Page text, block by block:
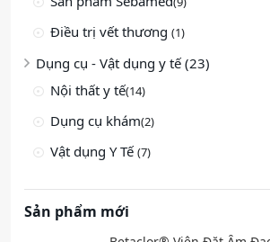
Điều trị vết thương (1)
Dụng cụ - Vật dụng y tế (23)
Nội thất y tế(14)
Dụng cụ khám(2)
Vật dụng Y Tế (7)
Sản phẩm mới